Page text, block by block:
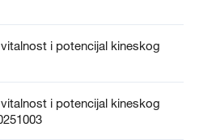
i potencijal kineskog
i potencijal kineskog